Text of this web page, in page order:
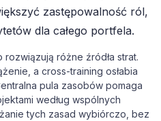
zastępowalność ról,
dla całego portfela.
rozwiązują różne źródła strat.
a cross-training osłabia
pula zasobów pomaga
według wspólnych
tych zasad wybiórczo, bez